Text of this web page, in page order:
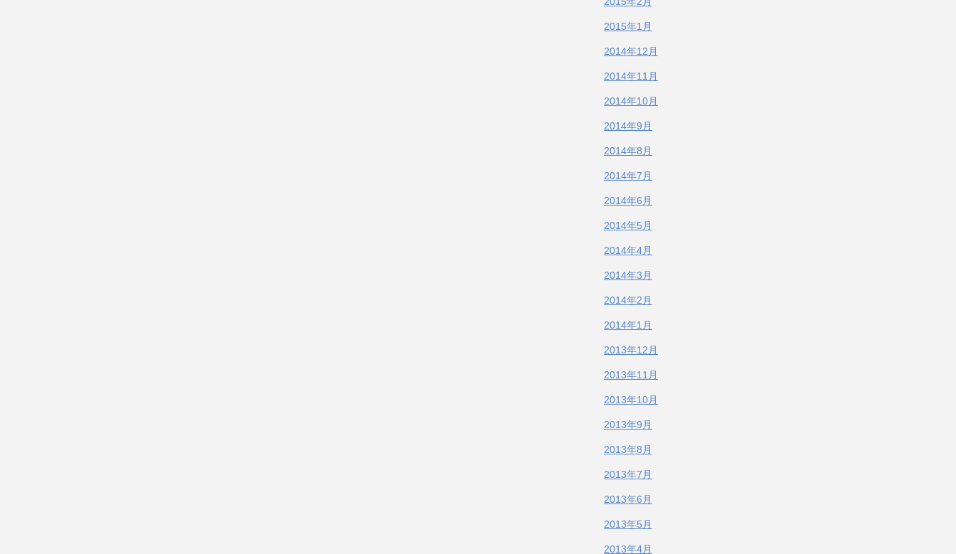
2015年1月
2014年12月
2014年11月
2014年10月
2014年9月
2014年8月
2014年7月
2014年6月
2014年5月
2014年4月
2014年3月
2014年2月
2014年1月
2013年12月
2013年11月
2013年10月
2013年9月
2013年8月
2013年7月
2013年6月
2013年5月
2013年4月